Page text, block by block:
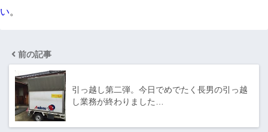
い。
前の記事
引っ越し第二弾。今日でめでたく長男の引っ越
し業務が終わりました…